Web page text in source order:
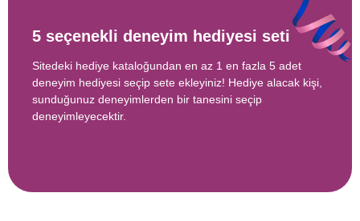
5 seçenekli deneyim hediyesi seti
Sitedeki hediye kataloğundan en az 1 en fazla 5 adet
deneyim hediyesi seçip sete ekleyiniz! Hediye alacak kişi,
sunduğunuz deneyimlerden bir tanesini seçip
deneyimleyecektir.